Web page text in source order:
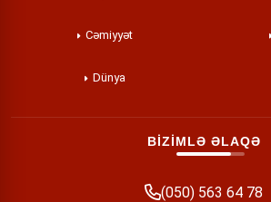
Cəmiyyət
Dünya
BİZİMLƏ ƏLAQƏ
(050) 563 64 78